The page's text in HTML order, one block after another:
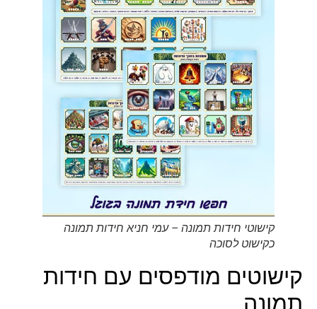
קישוטי חידות תמונה – עמי חניא חידות תמונה
כקישוט לסוכה
קישוטים מודפסים עם חידות
תמונה